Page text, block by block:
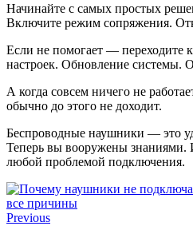
Начинайте с самых простых
Включите режим сопряжения.
Если не помогает — переходите
настроек. Обновление системы.
А когда совсем ничего не
обычно до этого не доходит.
Беспроводные наушники — это
Теперь вы вооружены знаниями.
любой проблемой подключения.
Previous